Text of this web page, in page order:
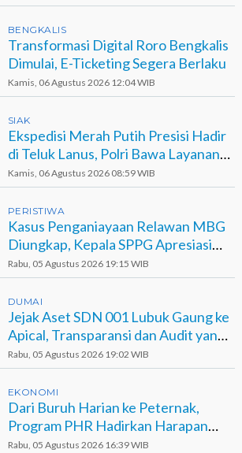
BENGKALIS
Transformasi Digital Roro Bengkalis
Dimulai, E-Ticketing Segera Berlaku
Kamis, 06 Agustus 2026 12:04 WIB
SIAK
Ekspedisi Merah Putih Presisi Hadir
di Teluk Lanus, Polri Bawa Layanan
dan Harapan
Kamis, 06 Agustus 2026 08:59 WIB
PERISTIWA
Kasus Penganiayaan Relawan MBG
Diungkap, Kepala SPPG Apresiasi
Kinerja Polisi
Rabu, 05 Agustus 2026 19:15 WIB
DUMAI
Jejak Aset SDN 001 Lubuk Gaung ke
Apical, Transparansi dan Audit yang
Belum Terjawab
Rabu, 05 Agustus 2026 19:02 WIB
EKONOMI
Dari Buruh Harian ke Peternak,
Program PHR Hadirkan Harapan
Baru bagi Suku Sakai
Rabu, 05 Agustus 2026 16:39 WIB